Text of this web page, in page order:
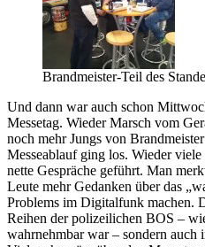
Brandmeister-Teil des
Und dann war auch schon
Messetag. Wieder Marsch vom
noch mehr Jungs von
Messeablauf ging los. Wieder
nette Gespräche geführt. Man
Leute mehr Gedanken über das
Problems im Digitalfunk machen.
Reihen der polizeilichen BOS –
wahrnehmbar war – sondern